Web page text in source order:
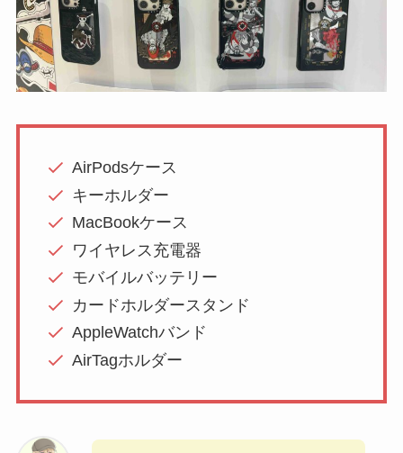
AirPodsケース
キーホルダー
MacBookケース
ワイヤレス充電器
モバイルバッテリー
カードホルダースタンド
AppleWatchバンド
AirTagホルダー